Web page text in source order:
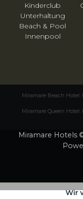
Kinderclub
Unterhaltung
Beach & Pool
Innenpool
Miramare Beach
Miramare Queen
Miramare Hotels
Wir